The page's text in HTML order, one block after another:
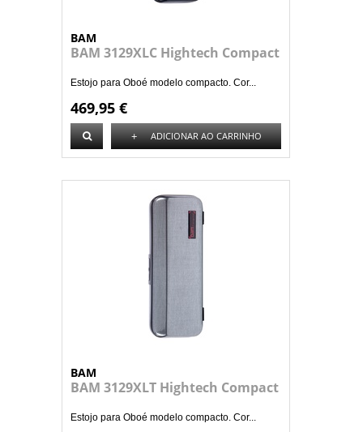
BAM
BAM 3129XLC Hightech Compact
Estojo para Oboé modelo compacto. Cor...
469,95 €
+ ADICIONAR AO CARRINHO
BAM
BAM 3129XLT Hightech Compact
Estojo para Oboé modelo compacto. Cor...